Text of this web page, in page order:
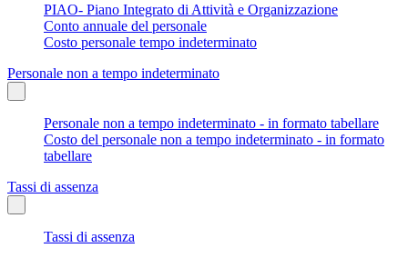
PIAO- Piano Integrato di Attività e Organizzazione
Conto annuale del personale
Costo personale tempo indeterminato
Personale non a tempo indeterminato
Personale non a tempo indeterminato - in formato tabellare
Costo del personale non a tempo indeterminato - in formato
tabellare
Tassi di assenza
Tassi di assenza